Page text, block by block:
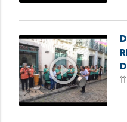
play_circle_outline